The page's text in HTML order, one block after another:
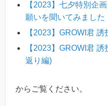
【2023】七夕特別企
願いを聞いてみました
【2023】GROWI君 誘
【2023】GROWI君
返り編)
からご覧ください。